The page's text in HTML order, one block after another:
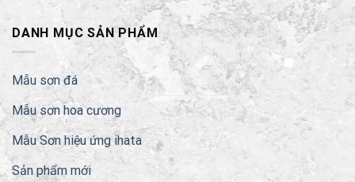
DANH MỤC SẢN PHẨM
Mẫu sơn đá
Mẫu sơn hoa cương
Mẫu Sơn hiệu ứng ihata
Sản phẩm mới